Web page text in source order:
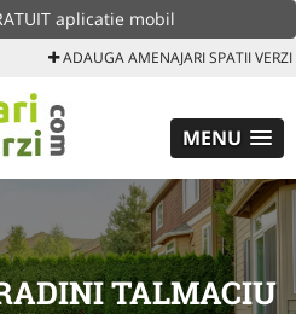
aplicatie mobil
ADAUGA AMENAJARI SPATII VERZI
MENU
TALMACIU